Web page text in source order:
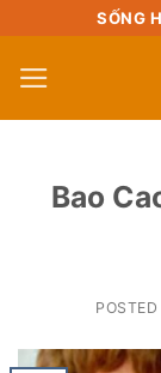
content
SỐNG
Bao